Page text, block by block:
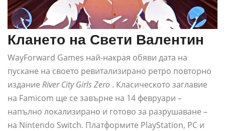
Клането на Свети Валентин
WayForward Games най-накрая обяви дата на
пускане на своето ревитализирано ретро повторно
издание River City Girls Zero . Класическото заглавие
на Famicom ще се завърне на 14 февруари –
напълно локализирано и готово за разрушаване –
на Nintendo Switch. Платформите PlayStation, PC и